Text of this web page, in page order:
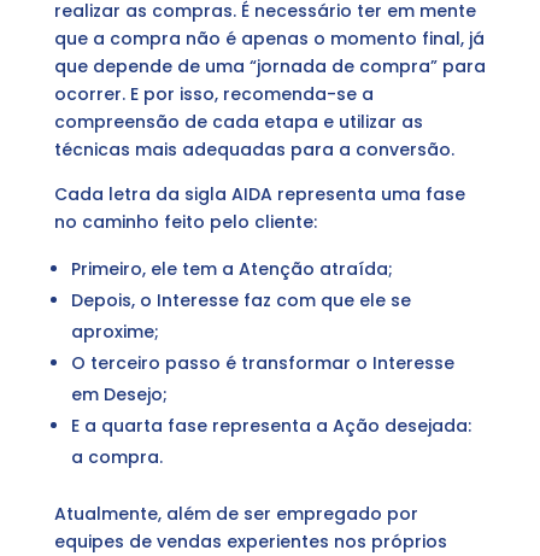
realizar as compras. É necessário ter em mente
que a compra não é apenas o momento final, já
que depende de uma “jornada de compra” para
ocorrer. E por isso, recomenda-se a
compreensão de cada etapa e utilizar as
técnicas mais adequadas para a conversão.
Cada letra da sigla AIDA representa uma fase
no caminho feito pelo cliente:
Primeiro, ele tem a Atenção atraída;
Depois, o Interesse faz com que ele se
aproxime;
O terceiro passo é transformar o Interesse
em Desejo;
E a quarta fase representa a Ação desejada:
a compra.
Atualmente, além de ser empregado por
equipes de vendas experientes nos próprios